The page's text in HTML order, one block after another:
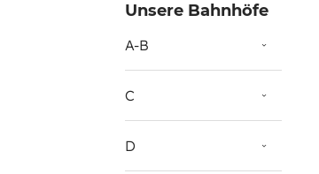
Unsere Bahnhöfe
A-B
C
D